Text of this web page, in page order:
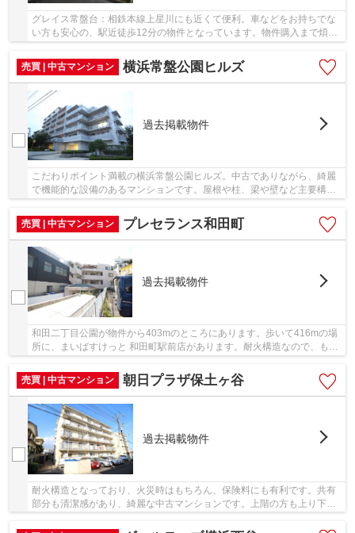
グレイス常盤台：相鉄本線上星川にも近くて便利。車などをお持ちでな
い方も安心の、駅近徒歩12分の物件となっています。物件購入まで煩わ
売買 | 中古マンション
横浜常盤公園ヒルズ
過去掲載物件
こだわりポイント満載の横浜常盤公園ヒルズ。中古でありながら、綺麗
で機能的な設備のあるマンションです。屋根や柱、梁や壁など主要構造
部が耐火構造となっています。こちらのエレベ...
売買 | 中古マンション
プレセランス和田町
過去掲載物件
和田二丁目公園が物件から403mのところにあります。歩いて416mの場
所に、まいばすけっと 和田町駅前店があります。耐火構造なので、もし
ものときも安心していただけます。駅から徒歩7...
売買 | 中古マンション
朝日プラザ保土ヶ谷
過去掲載物件
耐火構造となっており、火災時はもちろん、保険料にも有利です。共有
部分も清潔感があり、綺麗な中古マンションです。上階の方も上り下り